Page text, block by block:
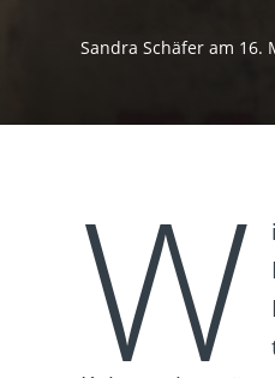
Sandra Schäferam 16.
W